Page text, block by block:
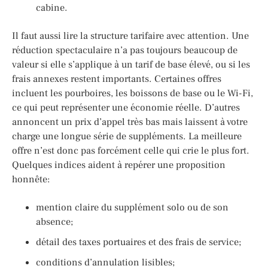
cabine.
Il faut aussi lire la structure tarifaire avec attention. Une
réduction spectaculaire n’a pas toujours beaucoup de
valeur si elle s’applique à un tarif de base élevé, ou si les
frais annexes restent importants. Certaines offres
incluent les pourboires, les boissons de base ou le Wi-Fi,
ce qui peut représenter une économie réelle. D’autres
annoncent un prix d’appel très bas mais laissent à votre
charge une longue série de suppléments. La meilleure
offre n’est donc pas forcément celle qui crie le plus fort.
Quelques indices aident à repérer une proposition
honnête:
mention claire du supplément solo ou de son
absence;
détail des taxes portuaires et des frais de service;
conditions d’annulation lisibles;